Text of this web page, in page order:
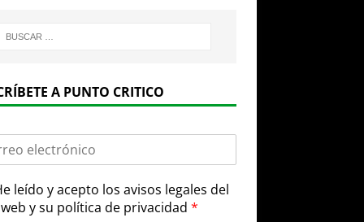
A PUNTO CRITICO
leído y acepto los avisos legales del
y su política de privacidad *